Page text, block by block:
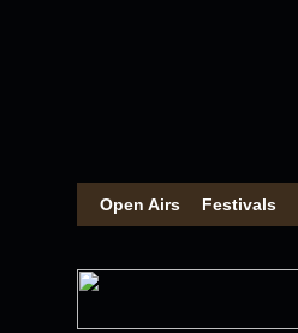
Open Airs Festivals